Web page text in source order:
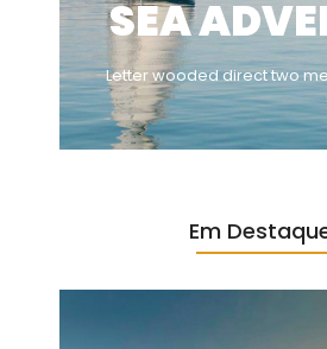
SEA
Letter wooded direct two
Em